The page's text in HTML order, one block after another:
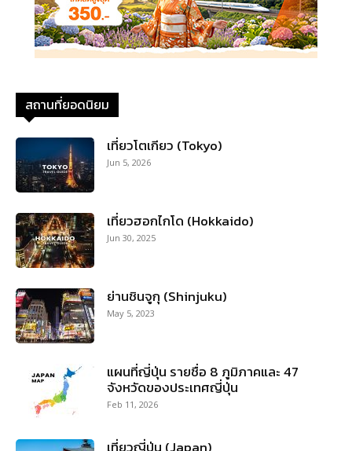
สถานที่ยอดนิยม
เที่ยวโตเกียว (Tokyo)
Jun 5, 2026
เที่ยวฮอกไกโด (Hokkaido)
Jun 30, 2025
ย่านชินจูกุ (Shinjuku)
May 5, 2023
แผนที่ญี่ปุ่น รายชื่อ 8 ภูมิภาคและ 47
จังหวัดของประเทศญี่ปุ่น
Feb 11, 2026